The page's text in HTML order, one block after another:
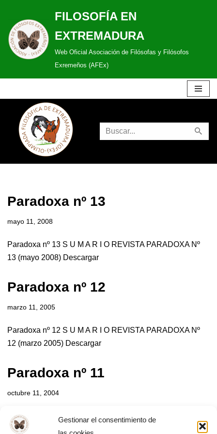
Gestionar el consentimiento de
Saltar
al
contenido
FILOSOFÍA EN
EXTREMADURA
Web Oficial Asociación de Filósofas y Filósofos
Exremeños (AFEx)
Paradoxa nº 13
mayo 11, 2008
Paradoxa nº 13 S U M A R I O REVISTA PARADOXA Nº
13 (mayo 2008) Descargar
Paradoxa nº 12
marzo 11, 2005
Paradoxa nº 12 S U M A R I O REVISTA PARADOXA Nº
12 (marzo 2005) Descargar
Paradoxa nº 11
octubre 11, 2004
Paradoxa nº 11 S U M A R I O Revista nº 11 (octubre 2004)
Descargar